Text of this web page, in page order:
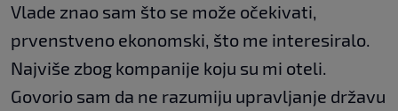
Vlade znao sam što se može očekivati,
prvenstveno ekonomski, što me interesiralo.
Najviše zbog kompanije koju su mi oteli.
Govorio sam da ne razumiju upravljanje državu